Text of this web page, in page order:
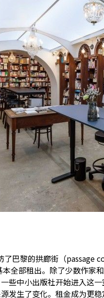
了巴黎的拱廊街（passage
本全部租出。除了少数作
些中小出版社开始进入这一
发生了变化。 租金成为更稳